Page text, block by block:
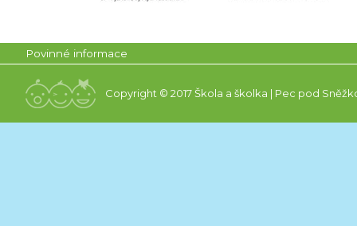
Povinné informace
Copyright © 2017 Škola a školka | Pec pod